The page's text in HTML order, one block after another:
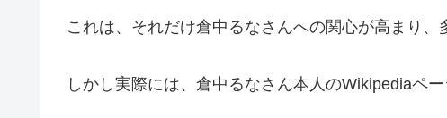
これは、それだけ倉中るなさんへの関心が高まり、
しかし実際には、倉中るなさん本人のWikipediaペ